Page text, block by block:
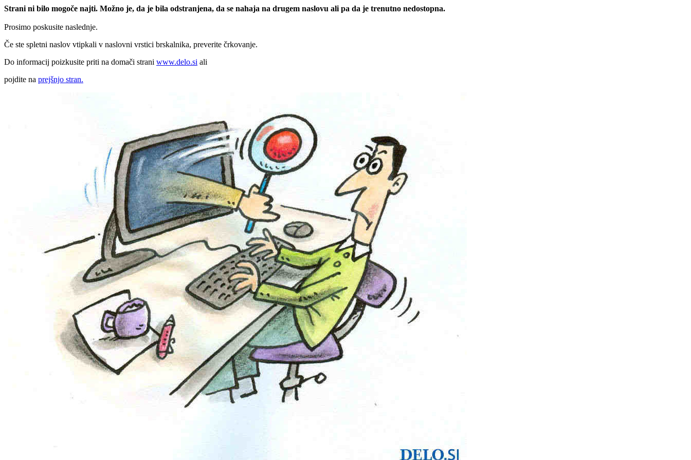
Strani ni bilo mogoče najti. Možno je, da je bila odstranjena, da se nahaja na drugem naslovu ali pa da je trenutno nedostopna.
Prosimo poskusite naslednje.
Če ste spletni naslov vtipkali v naslovni vrstici brskalnika, preverite črkovanje.
Do informacij poizkusite priti na domači strani www.delo.si ali
pojdite na prejšnjo stran.